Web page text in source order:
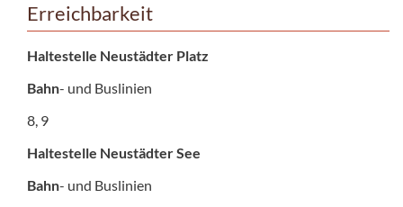
Erreichbarkeit
Haltestelle Neustädter Platz
Bahn- und Buslinien
8, 9
Haltestelle Neustädter See
Bahn- und Buslinien